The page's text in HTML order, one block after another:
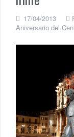
17/04/2013
Aniversario del